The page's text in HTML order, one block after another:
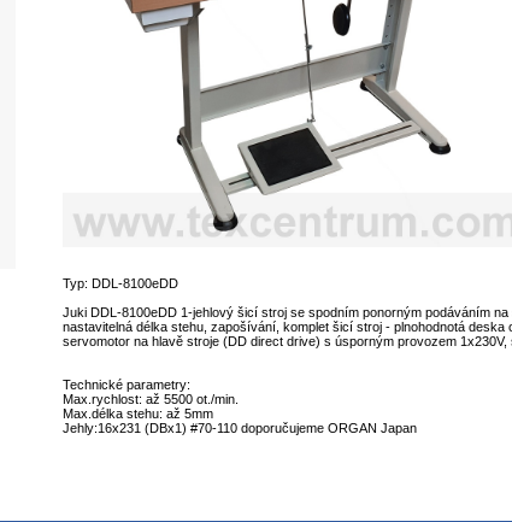
Typ: DDL-8100eDD
Juki DDL-8100eDD 1-jehlový šicí stroj se spodním ponorným podáváním
nastavitelná délka stehu, zapošívání, komplet šicí stroj - plnohodnotá
servomotor na hlavě stroje (DD direct drive) s úsporným provozem
Technické parametry:
Max.rychlost: až 5500 ot./min.
Max.délka stehu: až 5mm
Jehly:16x231 (DBx1) #70-110 doporučujeme ORGAN Japan